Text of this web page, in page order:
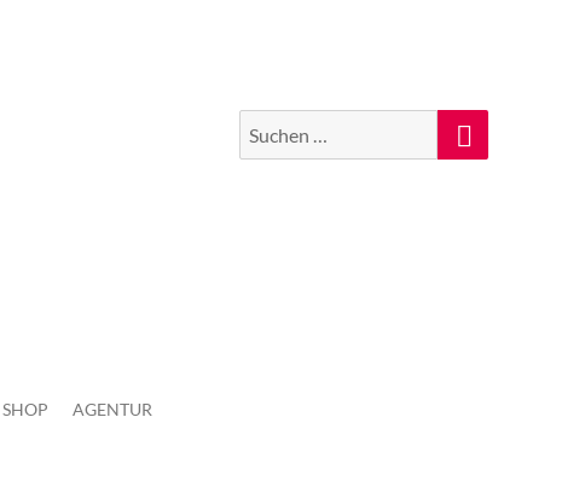
Suche
nach:
Suchen
SHOP AGENTUR